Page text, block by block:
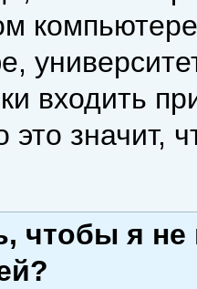
входить
это
чтобы я